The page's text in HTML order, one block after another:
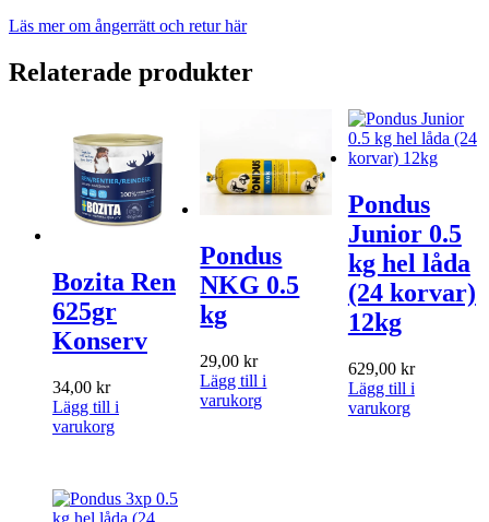
Läs mer om ångerrätt och retur här
Relaterade produkter
Bozita Ren
625gr
Konserv
34,00 kr
Lägg till i
varukorg
Pondus
NKG 0.5
kg
29,00kr
Lägg till i
varukorg
Pondus
Junior 0.5
kg hel låda
(24 korvar)
12kg
629,00 kr
Lägg till i
varukorg